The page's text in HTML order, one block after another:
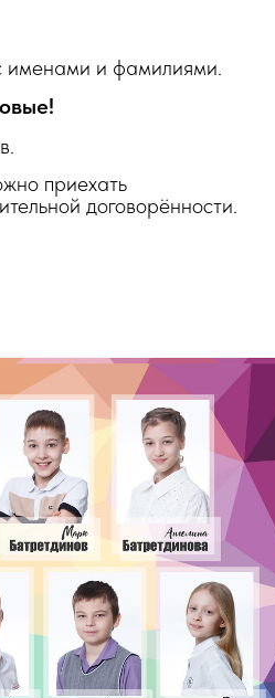
именами и фамилиями.
приехать
договорённости.